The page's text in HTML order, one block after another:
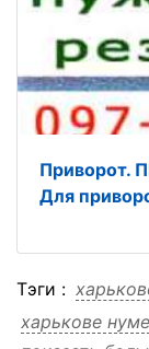
Приворот.
Для
Тэги :
харькове